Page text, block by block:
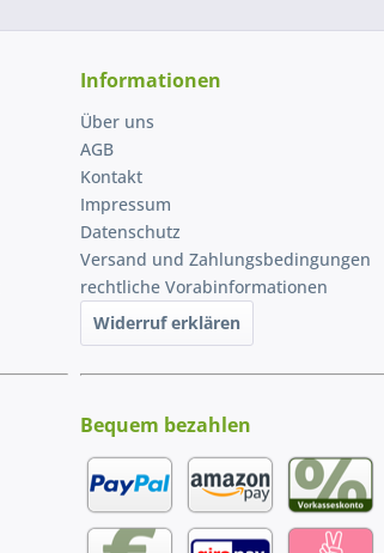
Informationen
Über uns
AGB
Kontakt
Impressum
Datenschutz
Versand und Zahlungsbedingungen
rechtliche Vorabinformationen
Widerruf erklären
Bequem bezahlen